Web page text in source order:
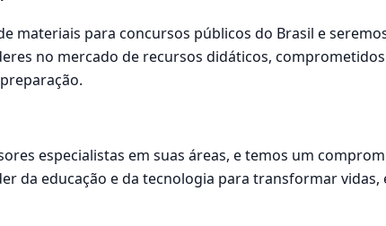
materiais para concursos públicos do Brasil e
no mercado de recursos didáticos,
especialistas em suas áreas, e temos um
da educação e da tecnologia para transformar vidas,